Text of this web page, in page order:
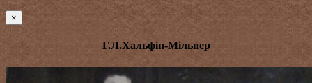
×
Г.Л.Хальфін-Мільнер